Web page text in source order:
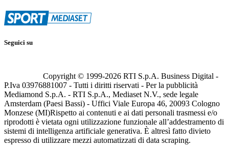
Seguici su
Copyright © 1999-2026 RTI S.p.A. Business Digital -
P.Iva 03976881007 - Tutti i diritti riservati - Per la pubblicità
Mediamond S.p.A. - RTI S.p.A., Mediaset N.V., sede legale
Amsterdam (Paesi Bassi) - Uffici Viale Europa 46, 20093 Cologno
Monzese (MI)Rispetto ai contenuti e ai dati personali trasmessi e/o
riprodotti è vietata ogni utilizzazione funzionale all’addestramento di
sistemi di intelligenza artificiale generativa. È altresì fatto divieto
espresso di utilizzare mezzi automatizzati di data scraping.